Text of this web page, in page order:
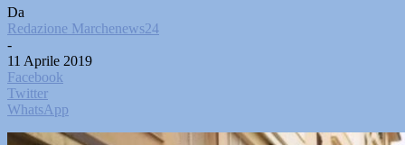
Da
Redazione Marchenews24
-
11 Aprile 2019
Facebook
Twitter
WhatsApp